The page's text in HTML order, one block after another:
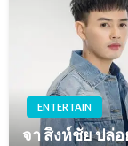
ENTERTAIN
จา สิงห์ชัย ปล่อ